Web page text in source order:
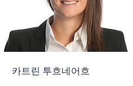
카트린 투흐네어흐